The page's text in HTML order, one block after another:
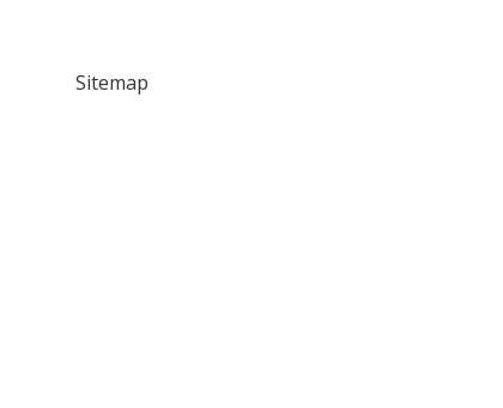
Sitemap